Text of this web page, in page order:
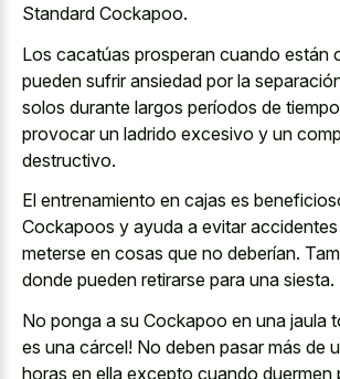
Standard Cockapoo.
Los cacatúas prosperan cuando están
pueden sufrir ansiedad por la
solos durante largos períodos de
provocar un ladrido excesivo y un
destructivo.
El entrenamiento en cajas es
Cockapoos y ayuda a evitar
meterse en cosas que no deberían.
donde pueden retirarse para una siesta.
No ponga a su Cockapoo en una jaula
es una cárcel! No deben pasar más de
horas en ella excepto cuando duermen